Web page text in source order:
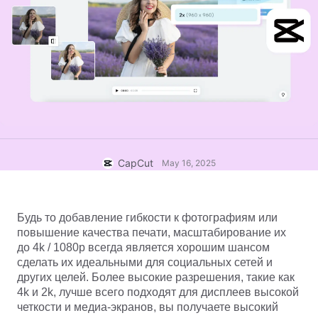
Текст и звук
Автоматические субтитры
Шаблоны субтитров
Улучшение голоса
Подавление шума
Изображения
Маркетинг
Образ жизни и видеоблоги
Индивидуальный дизайн
Информационные ресурсы
Тренды рынка
Лучшее
Тенденции и советы по использованию шаблонов
Еще
Шаблоны для отраслей
Шаблоны для итогов
Центр доверия
Справочный центр
Об Условиях использования CapCut
Dreamina Seedance 2.0 Launch
Открыть CapCut
CapCut May 16, 2025
Будь то добавление гибкости к фотографиям или
повышение качества печати, масштабирование их
до 4k / 1080p всегда является хорошим шансом
сделать их идеальными для социальных сетей и
других целей. Более высокие разрешения, такие как
4k и 2k, лучше всего подходят для дисплеев высокой
четкости и медиа-экранов, вы получаете высокий